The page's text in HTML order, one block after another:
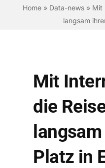
Home » Data-news » Mit
langsam
Mit
die
Platz in